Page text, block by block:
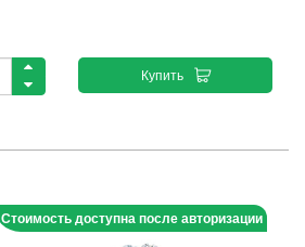
Купить
Стоимость доступна после авторизации